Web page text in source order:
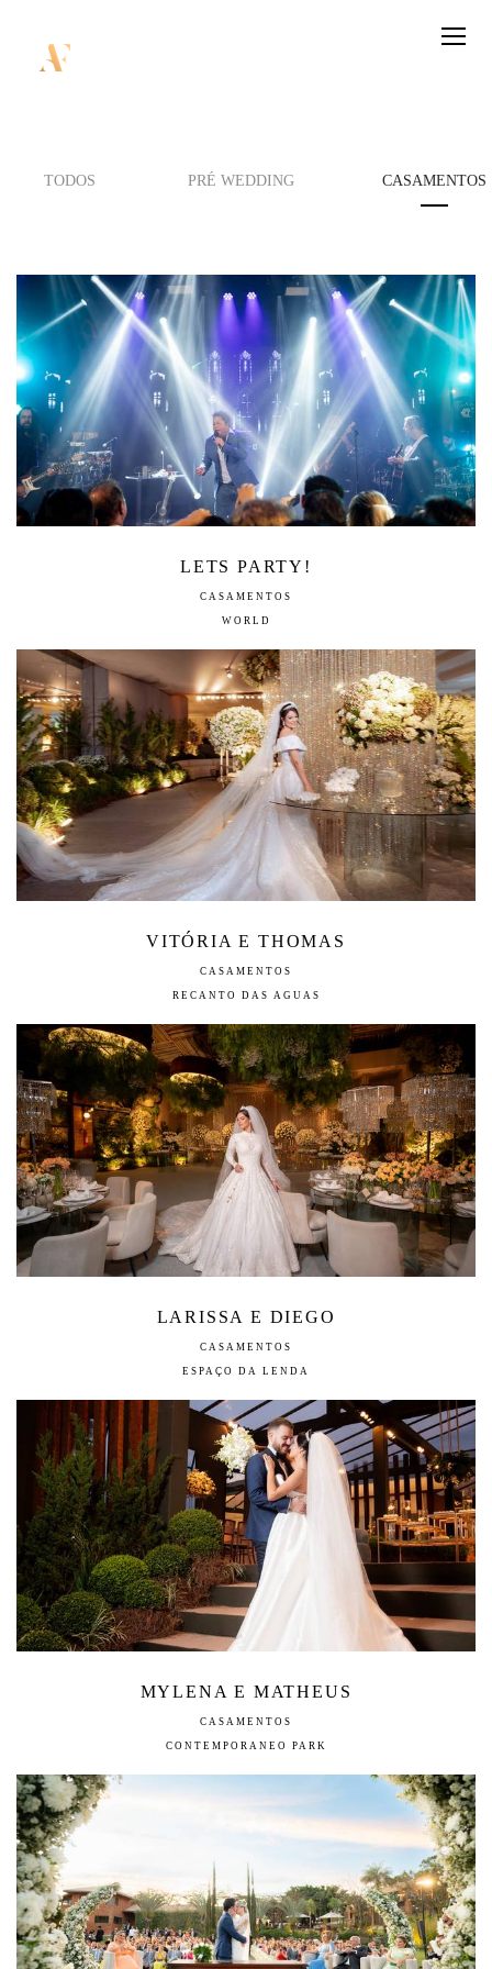
TODOS PRÉ WEDDING CASAMENTOS
LETS PARTY!
CASAMENTOS
WORLD
VITÓRIA E THOMAS
CASAMENTOS
RECANTO DAS AGUAS
LARISSA E DIEGO
CASAMENTOS
ESPAÇO DA LENDA
MYLENA E MATHEUS
CASAMENTOS
CONTEMPORANEO PARK